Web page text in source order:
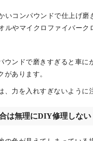
いコンパウンドで仕上げ磨
ルやマイクロファイバーク
ウンドで磨きすぎると車に
があります。
、力を入れすぎないように
は無理にDIY修理しない